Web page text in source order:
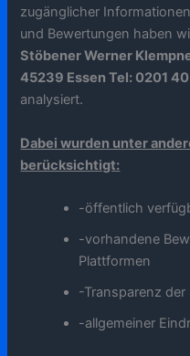
zugänglicher
und Bewertungen haben
Stöbener Werner
45239 Essen Tel: 0201
analysiert.
Dabei wurden unter
berücksichtigt:
-öffentlich
-vorhandene
Plattformen
-Transparenz
-allgemeiner